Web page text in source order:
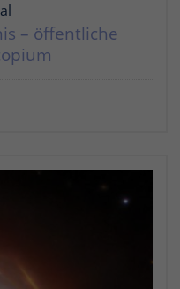
– öffentliche